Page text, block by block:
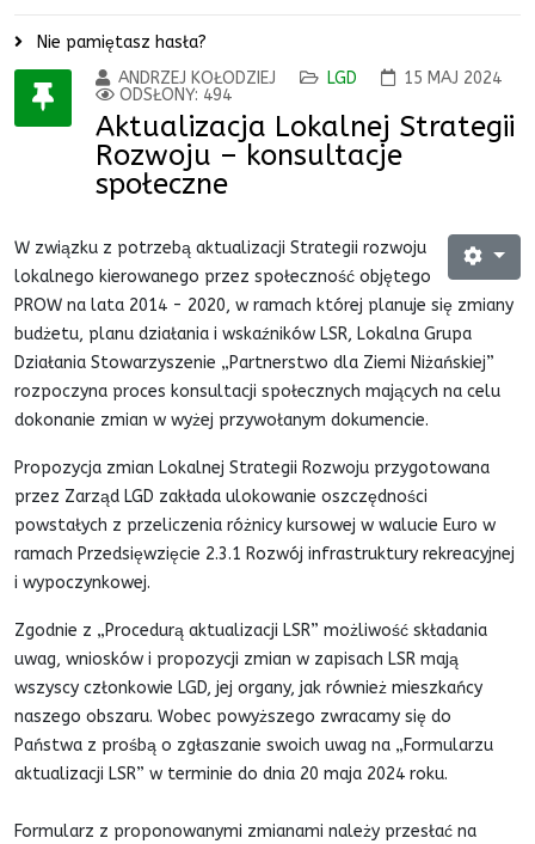
Nie pamiętasz hasła?
ANDRZEJ KOŁODZIEJ
LGD
15 MAJ 2024
ODSŁONY: 494
Aktualizacja Lokalnej Strategii
Rozwoju – konsultacje
społeczne
W związku z potrzebą aktualizacji Strategii rozwoju
lokalnego kierowanego przez społeczność objętego
PROW na lata 2014 - 2020, w ramach której planuje się zmiany
budżetu, planu działania i wskaźników LSR, Lokalna Grupa
Działania Stowarzyszenie „Partnerstwo dla Ziemi Niżańskiej”
rozpoczyna proces konsultacji społecznych mających na celu
dokonanie zmian w wyżej przywołanym dokumencie.
Propozycja zmian Lokalnej Strategii Rozwoju przygotowana
przez Zarząd LGD zakłada ulokowanie oszczędności
powstałych z przeliczenia różnicy kursowej w walucie Euro w
ramach Przedsięwzięcie 2.3.1 Rozwój infrastruktury rekreacyjnej
i wypoczynkowej.
Zgodnie z „Procedurą aktualizacji LSR” możliwość składania
uwag, wniosków i propozycji zmian w zapisach LSR mają
wszyscy członkowie LGD, jej organy, jak również mieszkańcy
naszego obszaru. Wobec powyższego zwracamy się do
Państwa z prośbą o zgłaszanie swoich uwag na „Formularzu
aktualizacji LSR” w terminie do dnia 20 maja 2024 roku.
Formularz z proponowanymi zmianami należy przesłać na